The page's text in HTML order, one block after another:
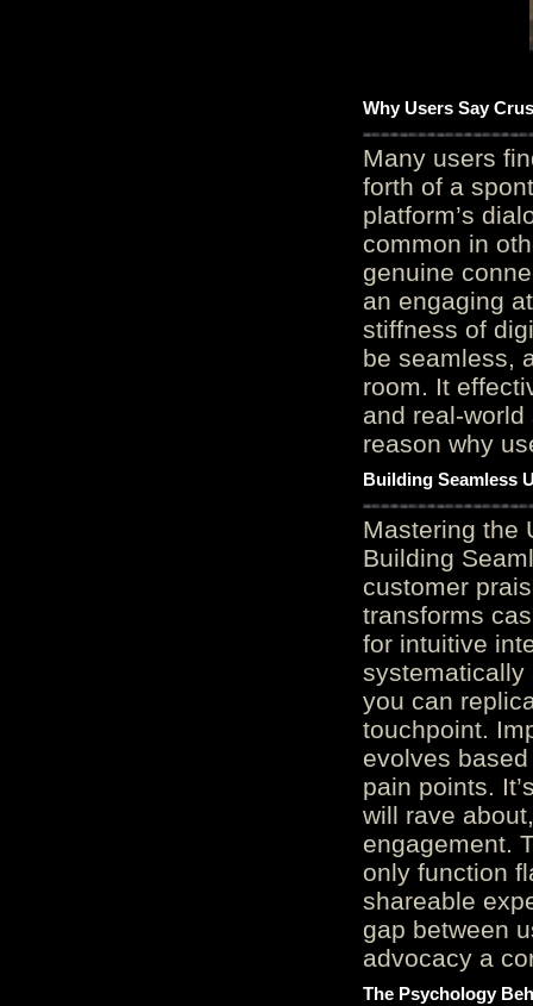
Why Users Say
Many users
forth of a
platform’s
common in
genuine
an engaging
stiffness of
be seamless,
room. It
and real-
reason why
Building Seamless
Mastering the
Building
customer
transforms
for intuitive
systematically
you can
touchpoint.
evolves
pain points.
will rave
engagement.
only function
shareable
gap between
advocacy a
The Psychology